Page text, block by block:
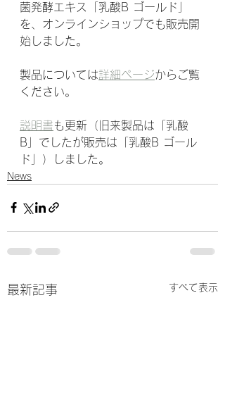
菌発酵エキス「乳酸B ゴールド」
を、オンラインショップでも販売開
始しました。
製品については詳細ページからご覧
ください。
説明書も更新（旧来製品は「乳酸
B」でしたが販売は「乳酸B ゴール
ド」）しました。
News
最新記事 すべて表示